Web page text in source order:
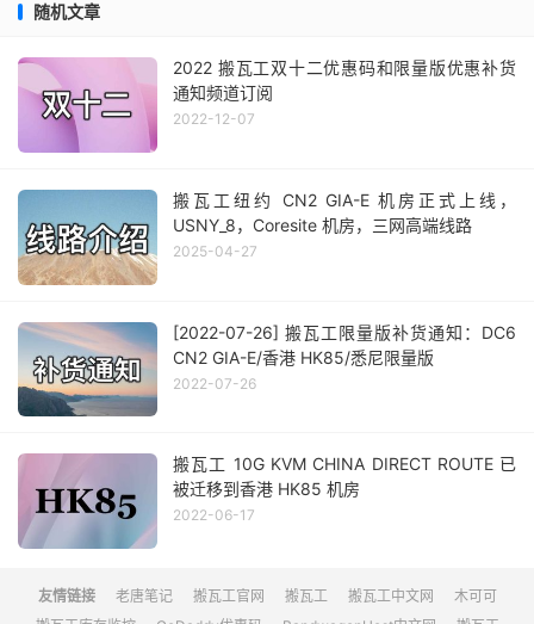
随机文章
2022 搬瓦工双十二优惠码和限量版优惠补货
通知频道订阅
2022-12-07
搬瓦工纽约 CN2 GIA-E 机房正式上线，
USNY_8，Coresite 机房，三网高端线路
2025-04-27
[2022-07-26] 搬瓦工限量版补货通知：DC6
CN2 GIA-E/香港 HK85/悉尼限量版
2022-07-26
搬瓦工 10G KVM CHINA DIRECT ROUTE 已
被迁移到香港 HK85 机房
2022-06-17
友情链接 老唐笔记 搬瓦工官网 搬瓦工 搬瓦工中文网
木可可